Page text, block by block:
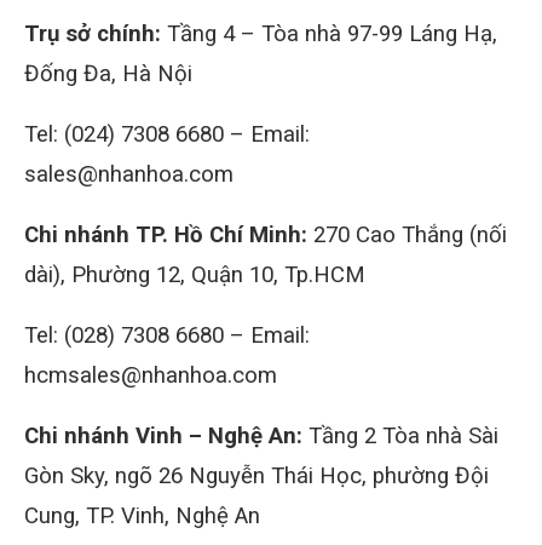
Trụ sở chính: Tầng 4 – Tòa nhà 97-99 Láng Hạ,
Đống Đa, Hà Nội
Tel: (024) 7308 6680 – Email:
sales@nhanhoa.com
Chi nhánh TP. Hồ Chí Minh: 270 Cao Thắng (nối
dài), Phường 12, Quận 10, Tp.HCM
Tel: (028) 7308 6680 – Email:
hcmsales@nhanhoa.com
Chi nhánh Vinh – Nghệ An: Tầng 2 Tòa nhà Sài
Gòn Sky, ngõ 26 Nguyễn Thái Học, phường Đội
Cung, TP. Vinh, Nghệ An